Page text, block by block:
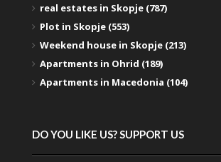
real estates in Skopje (787)
Plot in Skopje (553)
Weekend house in Skopje (213)
Apartments in Ohrid (189)
Apartments in Macedonia (104)
DO YOU LIKE US? SUPPORT US